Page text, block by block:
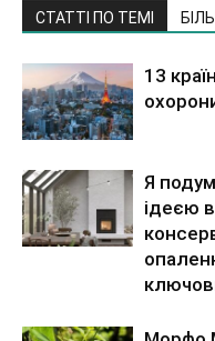
СТАТТІ ПО ТЕМІ
13
Я
ідеєю